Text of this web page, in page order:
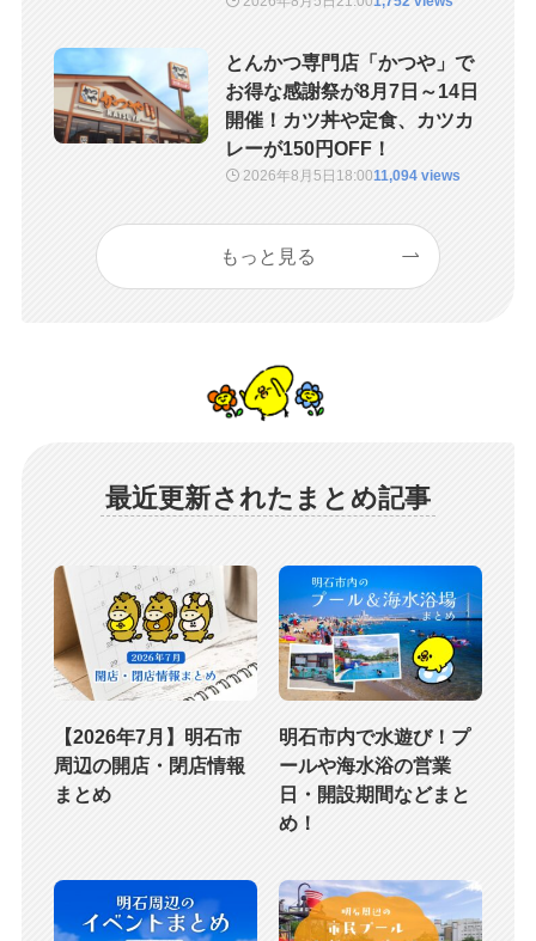
とんかつ専門店「かつや」で
お得な感謝祭が8月7日～14日
開催！カツ丼や定食、カツカ
レーが150円OFF！
2026年8月5日 18:0011,094 views
もっと見る
最近更新されたまとめ記事
【2026年7月】明石市
周辺の開店・閉店情報
まとめ
明石市内で水遊び！プ
ールや海水浴の営業
日・開設期間などまと
め！